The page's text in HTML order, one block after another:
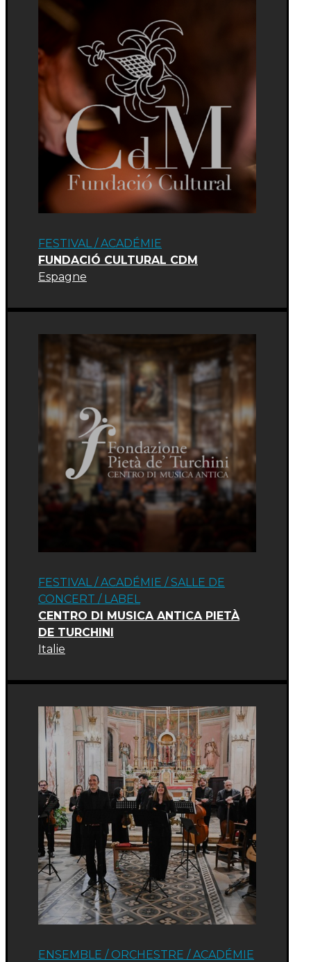
FESTIVAL /ACADÉMIE
FUNDACIÓ CULTURAL CDM
Espagne
FESTIVAL /ACADÉMIE /SALLE DE
CONCERT / LABEL
CENTRO DI MUSICA ANTICA PIETÀ
DE TURCHINI
Italie
ENSEMBLE / ORCHESTRE /ACADÉMIE